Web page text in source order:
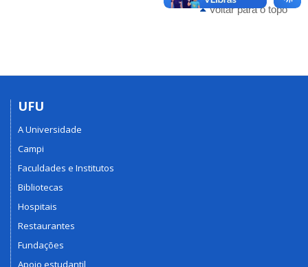
Voltar para o topo
UFU
A Universidade
Campi
Faculdades e Institutos
Bibliotecas
Hospitais
Restaurantes
Fundações
Apoio estudantil